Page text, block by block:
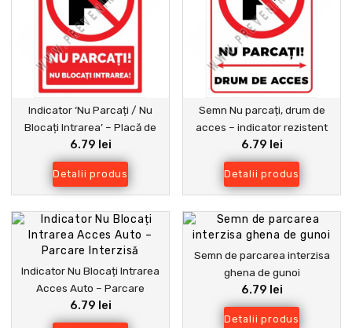
Indicator ‘Nu Parcați / Nu
Blocați Intrarea’ – Placă de
avertizare vizibilă pentru
menținerea accesului liber și
evitarea blocajelor
6.79 lei
Detalii produs
Semn Nu parcați, drum de
acces – indicator rezistent
pentru exterior
6.79 lei
Detalii produs
Indicator Nu Blocați Intrarea
Acces Auto – Parcare
Interzisă
6.79 lei
Semn de parcarea interzisa
ghena de gunoi
6.79 lei
Detalii produs